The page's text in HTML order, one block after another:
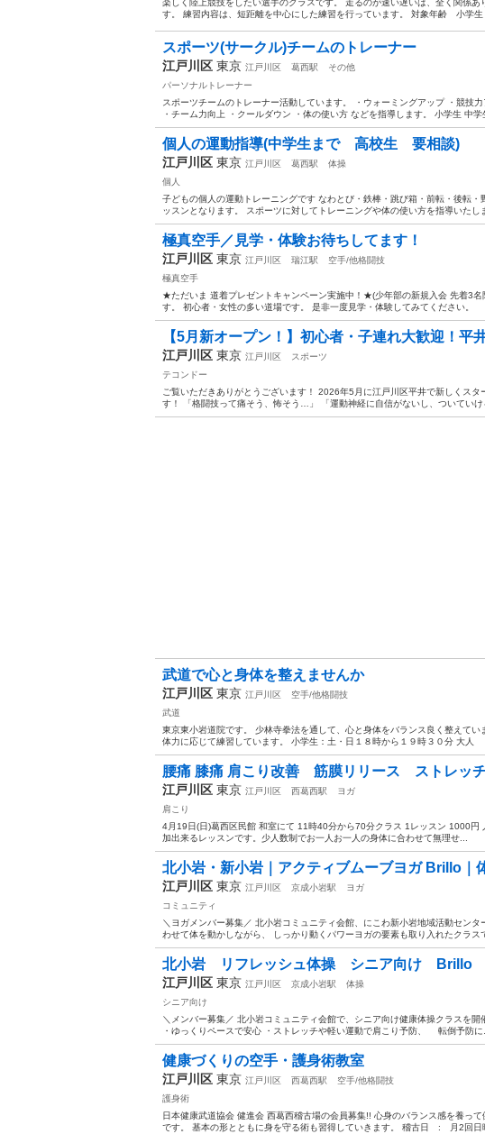
す。 練習内容は、短距離を中心にした練習を行っています。 対象年齢 小学生
スポーツ(サークル)チームのトレーナー
江戸川区 東京 江戸川区 葛西駅
その他
パーソナルトレーナー
スポーツチームのトレーナー活動しています。 ・ウォーミングアップ ・競技
・チーム力向上 ・クールダウン ・体の使い方 などを指導します。 小学生 中学
個人の運動指導(中学生まで 高校生 要相談)
江戸川区 東京 江戸川区 葛西駅
体操
個人
子どもの個人の運動トレーニングです なわとび・鉄棒・跳び箱・前転・後転
ッスンとなります。 スポーツに対してトレーニングや体の使い方を指導いたし
極真空手／見学・体験お待ちしてます！
江戸川区 東京 江戸川区 瑞江駅
空手/他格闘技
極真空手
★ただいま 道着プレゼントキャンペーン実施中！★(少年部の新規入会 先着3
す。 初心者・女性の多い道場です。 是非一度見学・体験してみてください。
【5月新オープン！】初心者・子連れ大歓迎！平
江戸川区 東京 江戸川区
スポーツ
テコンドー
ご覧いただきありがとうございます！ 2026年5月に江戸川区平井で新しくス
す！ 「格闘技って痛そう、怖そう…」 「運動神経に自信がないし、ついてい
武道で心と身体を整えませんか
江戸川区 東京 江戸川区
空手/他格闘技
武道
東京東小岩道院です。 少林寺拳法を通して、心と身体をバランス良く整えて
体力に応じて練習しています。 小学生：土・日１８時から１９時３０分 大人
腰痛 膝痛 肩こり改善 筋膜リリース ストレッ
江戸川区 東京 江戸川区 西葛西駅
ヨガ
肩こり
4月19日(日)葛西区民館 和室にて 11時40分から70分クラス 1レッスン 1000円
加出来るレッスンです。少人数制でお一人お一人の身体に合わせて無理せ...
北小岩・新小岩｜アクティブムーブヨガ Brillo｜
江戸川区 東京 江戸川区 京成小岩駅
ヨガ
コミュニティ
＼ヨガメンバー募集／ 北小岩コミュニティ会館、にこわ新小岩地域活動セン
わせて体を動かしながら、 しっかり動くパワーヨガの要素も取り入れたクラス
北小岩 リフレッシュ体操 シニア向け Brillo
江戸川区 東京 江戸川区 京成小岩駅
体操
シニア向け
＼メンバー募集／ 北小岩コミュニティ会館で、シニア向け健康体操クラスを
・ゆっくりペースで安心 ・ストレッチや軽い運動で肩こり予防、 転倒予防に
健康づくりの空手・護身術教室
江戸川区 東京 江戸川区 西葛西駅
空手/他格闘技
護身術
日本健康武道協会 健進会 西葛西稽古場の会員募集!! 心身のバランス感を養っ
です。 基本の形とともに身を守る術も習得していきます。 稽古日 :